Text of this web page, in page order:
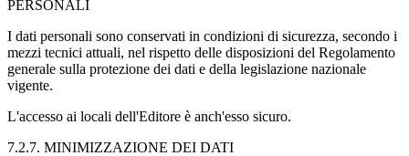
PERSONALI
I dati personali sono conservati in condizioni di sicurezza, secondo i
mezzi tecnici attuali, nel rispetto delle disposizioni del Regolamento
generale sulla protezione dei dati e della legislazione nazionale
vigente.
L'accesso ai locali dell'Editore è anch'esso sicuro.
7.2.7. MINIMIZZAZIONE DEI DATI